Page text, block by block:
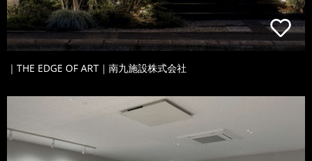
｜THE EDGE OF ART｜南九施設株式会社